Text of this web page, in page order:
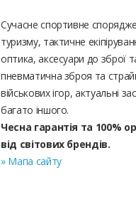
Сучасне спортивне
туризму, тактичне
оптика, аксесуари до зброї
пневматична зброя та
військових ігор, актуальні
багато іншого.
Чесна гарантія та 100%
від світових брендів.
» Мапа сайту